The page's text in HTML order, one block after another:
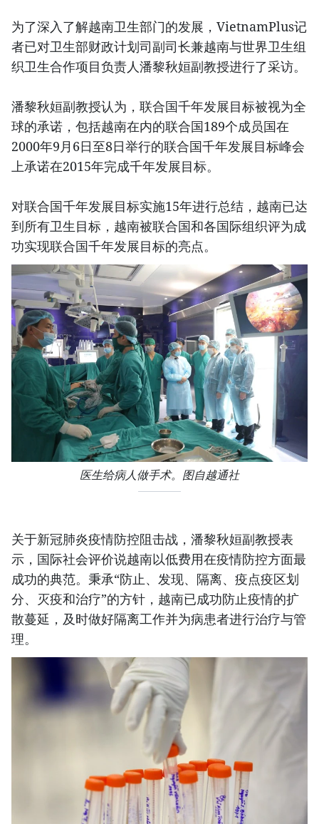
为了深入了解越南卫生部门的发展，VietnamPlus记
者已对卫生部财政计划司副司长兼越南与世界卫生组
织卫生合作项目负责人潘黎秋姮副教授进行了采访。
潘黎秋姮副教授认为，联合国千年发展目标被视为全
球的承诺，包括越南在内的联合国189个成员国在
2000年9月6日至8日举行的联合国千年发展目标峰会
上承诺在2015年完成千年发展目标。
对联合国千年发展目标实施15年进行总结，越南已达
到所有卫生目标，越南被联合国和各国际组织评为成
功实现联合国千年发展目标的亮点。
医生给病人做手术。图自越通社
关于新冠肺炎疫情防控阻击战，潘黎秋姮副教授表
示，国际社会评价说越南以低费用在疫情防控方面最
成功的典范。秉承“防止、发现、隔离、疫点疫区划
分、灭疫和治疗”的方针，越南已成功防止疫情的扩
散蔓延，及时做好隔离工作并为病患者进行治疗与管
理。